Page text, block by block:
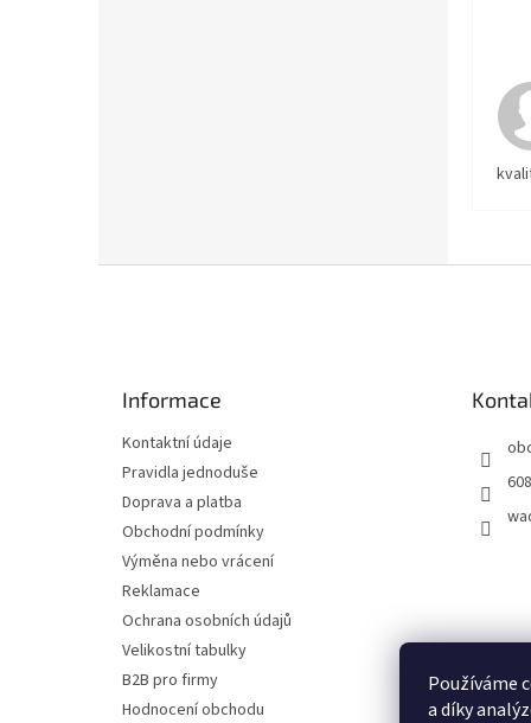
Používáme
a díky
Informace
Kontaktní údaje
Pravidla jednoduše
Doprava a platba
Obchodní podmínky
Výměna nebo vrácení
Reklamace
Ochrana osobních údajů
Velikostní tabulky
B2B pro firmy
Hodnocení obchodu